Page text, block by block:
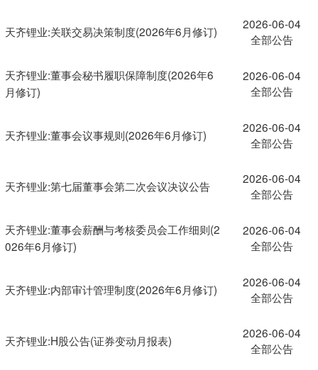
天齐锂业:关联交易决策制度(2026年6月修订)
2026-06-04
全部公告
天齐锂业:董事会秘书履职保障制度(2026年6
月修订)
2026-06-04
全部公告
天齐锂业:董事会议事规则(2026年6月修订)
2026-06-04
全部公告
天齐锂业:第七届董事会第二次会议决议公告
2026-06-04
全部公告
天齐锂业:董事会薪酬与考核委员会工作细则(2
026年6月修订)
2026-06-04
全部公告
天齐锂业:内部审计管理制度(2026年6月修订)
2026-06-04
全部公告
天齐锂业:H股公告(证券变动月报表)
2026-06-04
全部公告